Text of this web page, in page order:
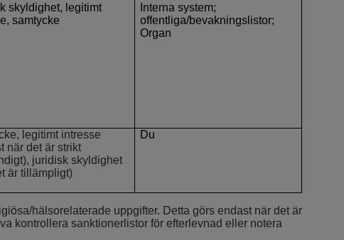
skyldighet, legitimt
samtycke
Interna system;
offentliga/bevakningslistor;
Organ
legitimt intresse
när det är strikt
juridisk skyldighet
är tillämpligt)
Du
hälsorelaterade uppgifter. Detta görs endast när det är
kontrollera sanktionerlistor för efterlevnad eller notera